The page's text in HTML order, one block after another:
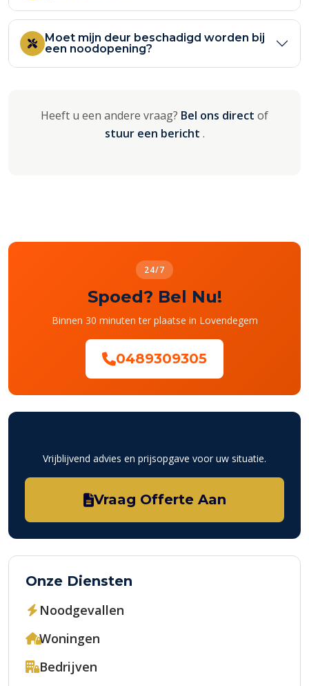
Moet mijn deur beschadigd worden bij
een noodopening?
Heeft u een andere vraag? Bel ons direct of
stuur een bericht .
24/7
Spoed? Bel Nu!
Binnen 30 minuten ter plaatse in Lovendegem
0489309305
Vrijblijvend advies en prijsopgave voor uw situatie.
Vraag Offerte Aan
Onze Diensten
Noodgevallen
Woningen
Bedrijven